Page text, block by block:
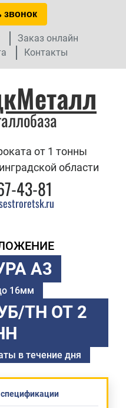
звонок
Заказ онлайн
Контакты
от 1 тонны
области
43-81
А3
16мм
ТН ОТ 2
в течение дня